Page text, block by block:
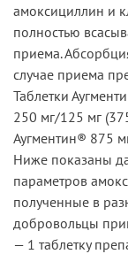
амоксициллин и
полностью
приема.
случае приема
Таблетки
250 мг/125 мг
Аугментин® 875
Ниже показаны
параметров
полученные в
добровольцы
— 1 таблетку